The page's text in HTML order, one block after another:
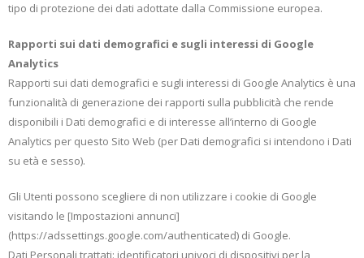
tipo di protezione dei dati adottate dalla Commissione europea.
Rapporti sui dati demografici e sugli interessi di Google
Analytics
Rapporti sui dati demografici e sugli interessi di Google Analytics è una
funzionalità di generazione dei rapporti sulla pubblicità che rende
disponibili i Dati demografici e di interesse all’interno di Google
Analytics per questo Sito Web (per Dati demografici si intendono i Dati
su età e sesso).
Gli Utenti possono scegliere di non utilizzare i cookie di Google
visitando le [Impostazioni annunci]
(https://adssettings.google.com/authenticated) di Google.
Dati Personali trattati: identificatori univoci di dispositivi per la